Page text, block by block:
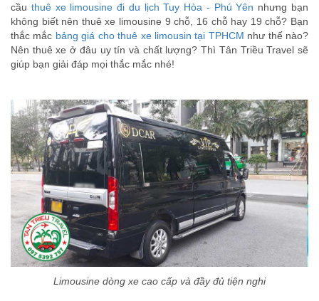
cầu thuê xe limousine đi du lịch Tuy Hòa - Phú Yên nhưng bạn
không biết nên thuê xe limousine 9 chỗ, 16 chỗ hay 19 chỗ? Bạn
thắc mắc bảng giá cho thuê xe limousin tại TPHCM như thế nào?
Nên thuê xe ở đâu uy tín và chất lượng? Thì Tân Triều Travel sẽ
giúp bạn giải đáp mọi thắc mắc nhé!
Limousine dòng xe cao cấp và đầy đủ tiện nghi